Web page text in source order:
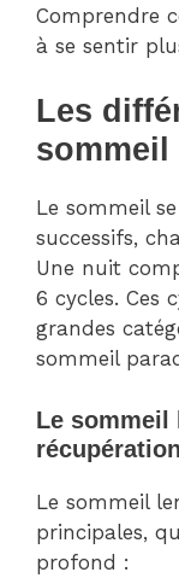
Comprendre
à se sentir
Les
sommeil
Le sommeil
successifs,
Une nuit
6 cycles. Ces
grandes
sommeil
Le sommeil
récupération
Le sommeil
principales,
profond :